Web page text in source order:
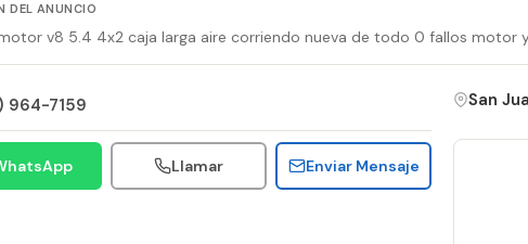
DEL ANUNCIO
v8 5.4 4x2 caja larga aire corriendo nueva de todo 0 fallos
964-7159
Llamar Enviar Mensaje
San